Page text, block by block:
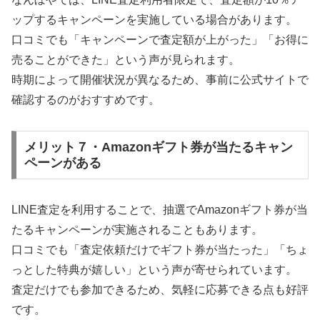
ップするキャンペーンを実施している場合があります。
口コミでも「キャンペーンで査定額が上がった」「お得に
売ることができた」という声が見られます。
時期によって開催状況が異なるため、事前に公式サイトで
確認するのがおすすめです。
メリット７・Amazonギフト券が当たるキャン
ペーンがある
LINE査定を利用することで、抽選でAmazonギフト券が当
たるキャンペーンが実施されることもあります。
口コミでも「査定依頼だけでギフト券が当たった」「ちょ
っとした特典が嬉しい」という声が寄せられています。
査定だけでも参加できるため、気軽に応募できる点も好評
です。